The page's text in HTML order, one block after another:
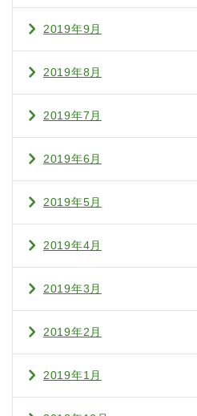
2019年9月
2019年8月
2019年7月
2019年6月
2019年5月
2019年4月
2019年3月
2019年2月
2019年1月